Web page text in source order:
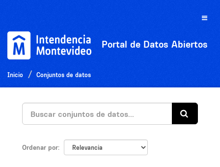
Toggle
Portal de Datos Abiertos
Inicio Conjuntos de datos
Ordenar por